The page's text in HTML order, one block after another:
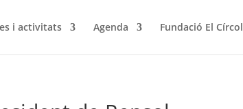
i activitats Agenda Fundació El Círcol